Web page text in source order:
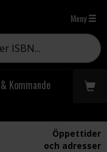
Meny
Kommande
Öppettider
och adresser